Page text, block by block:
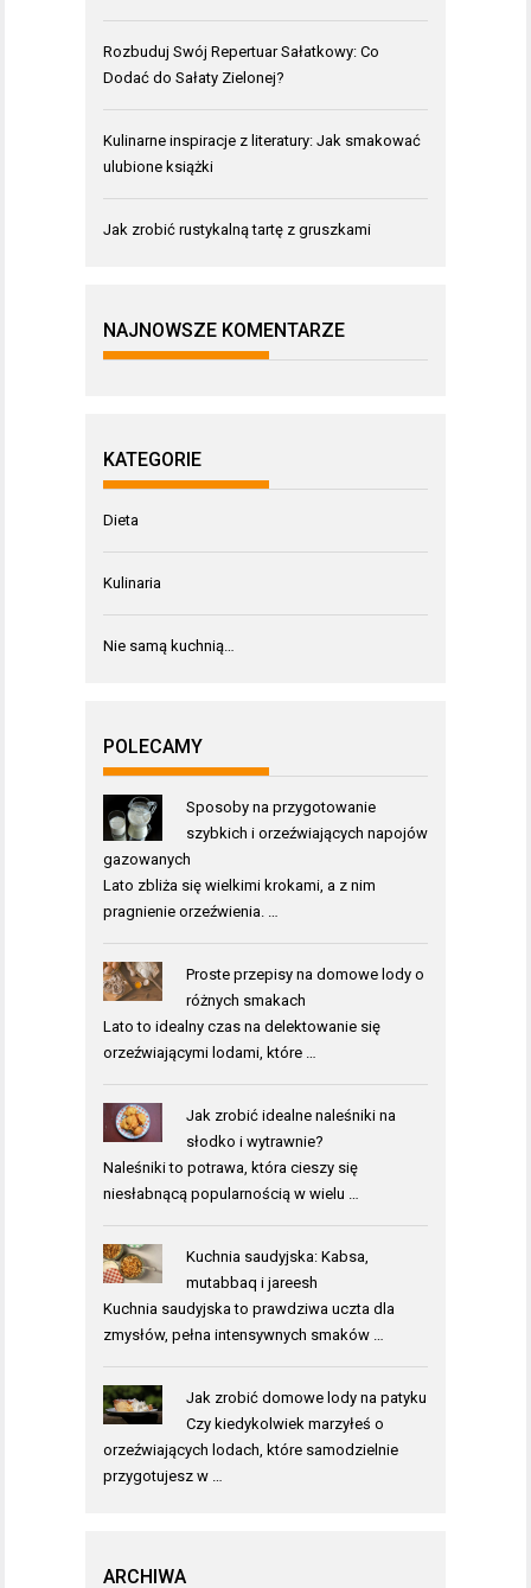
Rozbuduj Swój Repertuar Sałatkowy: Co
Dodać do Sałaty Zielonej?
Kulinarne inspiracje z literatury: Jak smakować
ulubione książki
Jak zrobić rustykalną tartę z gruszkami
NAJNOWSZE KOMENTARZE
KATEGORIE
Dieta
Kulinaria
Nie samą kuchnią…
POLECAMY
Sposoby na przygotowanie
szybkich i orzeźwiających napojów
gazowanych
Lato zbliża się wielkimi krokami, a z nim
pragnienie orzeźwienia. …
Proste przepisy na domowe lody o
różnych smakach
Lato to idealny czas na delektowanie się
orzeźwiającymi lodami, które …
Jak zrobić idealne naleśniki na
słodko i wytrawnie?
Naleśniki to potrawa, która cieszy się
niesłabnącą popularnością w wielu …
Kuchnia saudyjska: Kabsa,
mutabbaq i jareesh
Kuchnia saudyjska to prawdziwa uczta dla
zmysłów, pełna intensywnych smaków …
Jak zrobić domowe lody na patyku
Czy kiedykolwiek marzyłeś o
orzeźwiających lodach, które samodzielnie
przygotujesz w …
ARCHIWA